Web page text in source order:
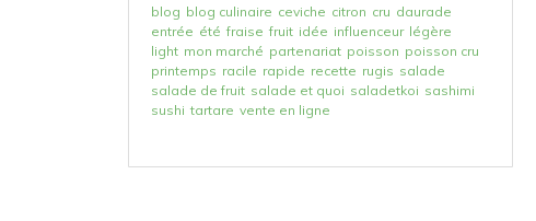
blog blog culinaire ceviche citron cru daurade
entrée été fraise fruit idée influenceur légère
light mon marché partenariat poisson poisson cru
printemps racile rapide recette rugis salade
salade de fruit salade et quoi saladetkoi sashimi
sushi tartare vente en ligne